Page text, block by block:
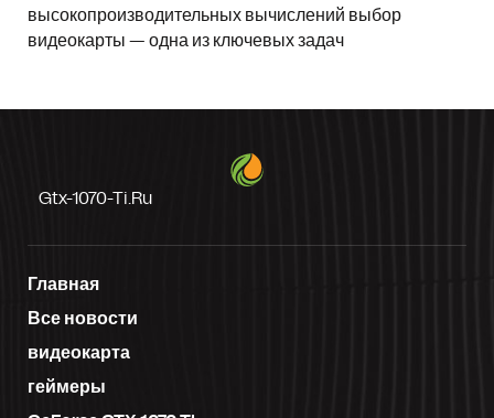
высокопроизводительных вычислений выбор
видеокарты — одна из ключевых задач
Gtx-1070-Ti.ru
Главная
Все новости
видеокарта
геймеры